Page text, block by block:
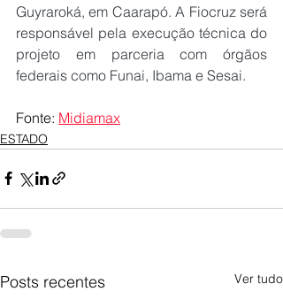
Guyraroká, em Caarapó. A Fiocruz será
responsável pela execução técnica do
projeto em parceria com órgãos
federais como Funai, Ibama e Sesai.
Fonte: Midiamax
ESTADO
Posts recentes Ver tudo